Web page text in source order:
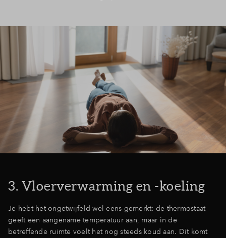
3. Vloerverwarming en -koeling
Je hebt het ongetwijfeld wel eens gemerkt: de thermostaat
geeft een aangename temperatuur aan, maar in de
betreffende ruimte voelt het nog steeds koud aan. Dit komt